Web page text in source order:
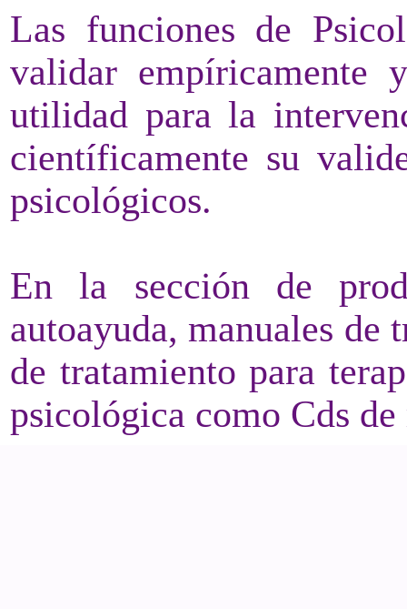
Las funciones de
validar empíricamente
utilidad para la
científicamente su
psicológicos.
En la sección de
autoayuda, manuales de
de tratamiento para
psicológica como Cds